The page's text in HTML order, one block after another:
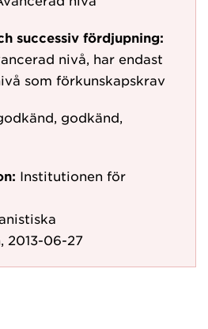
successiv fördjupning:
nivå, har endast
som förkunskapskrav
godkänd,
Institutionen för
2013-06-27